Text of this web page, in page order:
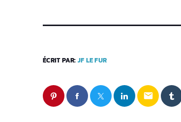
ÉCRIT PAR: JF LE FUR
email